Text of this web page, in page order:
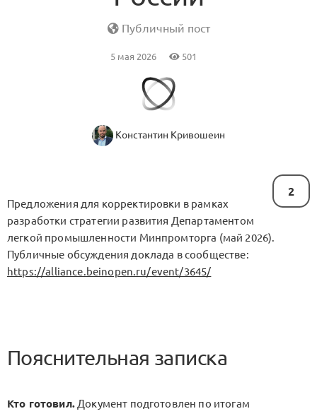
Публичный пост
5 мая 2026 501
Константин Кривошеин
2
Предложения для корректировки в рамках
разработки стратегии развития Департаментом
легкой промышленности Минпромторга (май 2026).
Публичные обсуждения доклада в сообществе:
https://alliance.beinopen.ru/event/3645/
Пояснительная записка
Кто готовил.Документ подготовлен по итогам